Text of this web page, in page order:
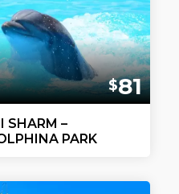
$81
SHARM –
PARK